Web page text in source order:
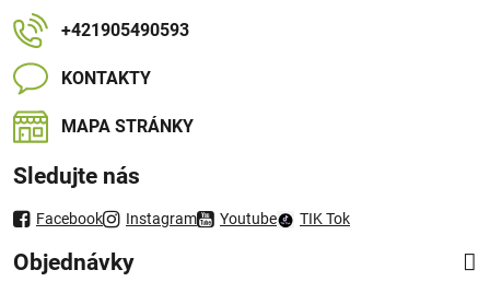
+421905490593
KONTAKTY
MAPA STRÁNKY
Sledujte nás
Facebook Instagram Youtube TIK Tok
Objednávky